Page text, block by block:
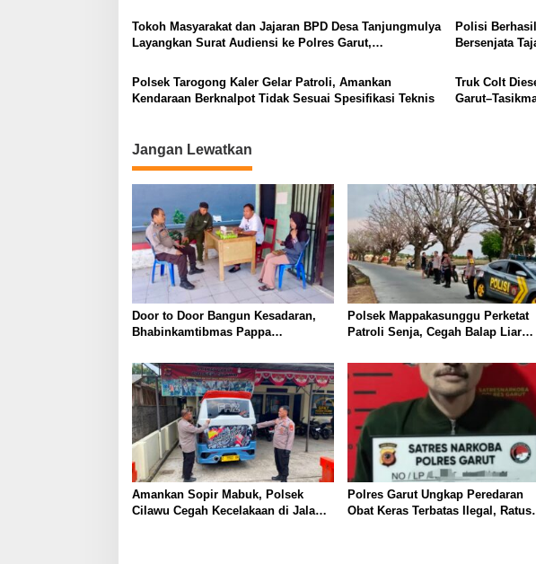
Tokoh Masyarakat dan Jajaran BPD Desa Tanjungmulya
Layangkan Surat Audiensi ke Polres Garut,
Penggelapan Dana Desa dan Program PKH
Polisi
Bersenjata
Polsek Tarogong Kaler Gelar Patroli, Amankan
Kendaraan Berknalpot Tidak Sesuai Spesifikasi Teknis
Truk Colt
Jangan Lewatkan
Door to Door Bangun Kesadaran,
Bhabinkamtibmas Pappa
Semangat Kemerdekaan
Polsek Mappakasunggu Perketat
Patroli Senja, Cegah Balap Liar
Amankan Sopir Mabuk, Polsek
Cilawu Cegah Kecelakaan di Jalan
Polres Garut Ungkap Peredaran
Obat Keras Terbatas Ilegal,